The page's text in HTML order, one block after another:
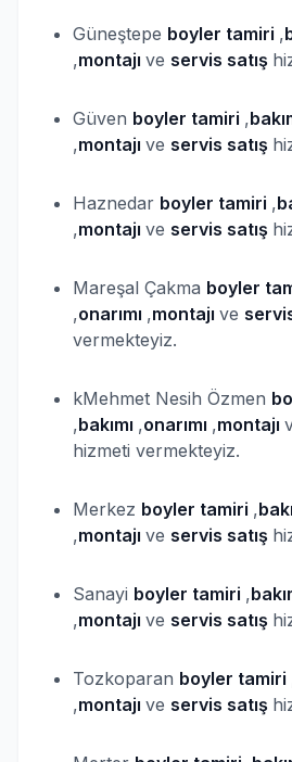
Güneştepe boyler tamiri ,
,montajı ve servis satış
Güven boyler tamiri ,
,montajı ve servis satış
Haznedar boyler tamiri ,
,montajı ve servis satış
Mareşal Çakma boyler
,onarımı ,montajı ve
vermekteyiz.
kMehmet Nesih Özmen
,bakımı ,onarımı ,montajı
hizmeti vermekteyiz.
Merkez boyler tamiri ,
,montajı ve servis satış
Sanayi boyler tamiri ,
,montajı ve servis satış
Tozkoparan boyler tamiri
,montajı ve servis satış